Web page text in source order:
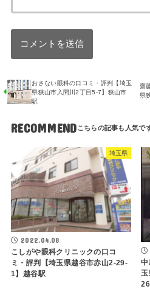
おさない眼科の口コミ・評判【埼玉
県狭山市入間川2丁目5-7】狭山市
駅
齋
県
RECOMMEND
埼玉県
2022.04.08
こしがや眼科クリニックの口コ
ミ・評判【埼玉県越谷市赤山2-29-
1】越谷駅
中
玉